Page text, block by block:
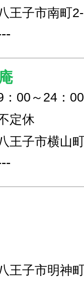
王子市南町
：00～24：00
定休
王子市横山
王子市明神